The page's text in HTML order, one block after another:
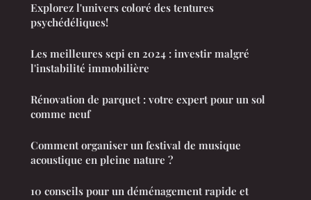
Explorez l'univers coloré des tentures
psychédéliques!
Les meilleures scpi en 2024 : investir malgré
l'instabilité immobilière
Rénovation de parquet : votre expert pour un sol
comme neuf
Comment organiser un festival de musique
acoustique en pleine nature ?
10 conseils pour un déménagement rapide et